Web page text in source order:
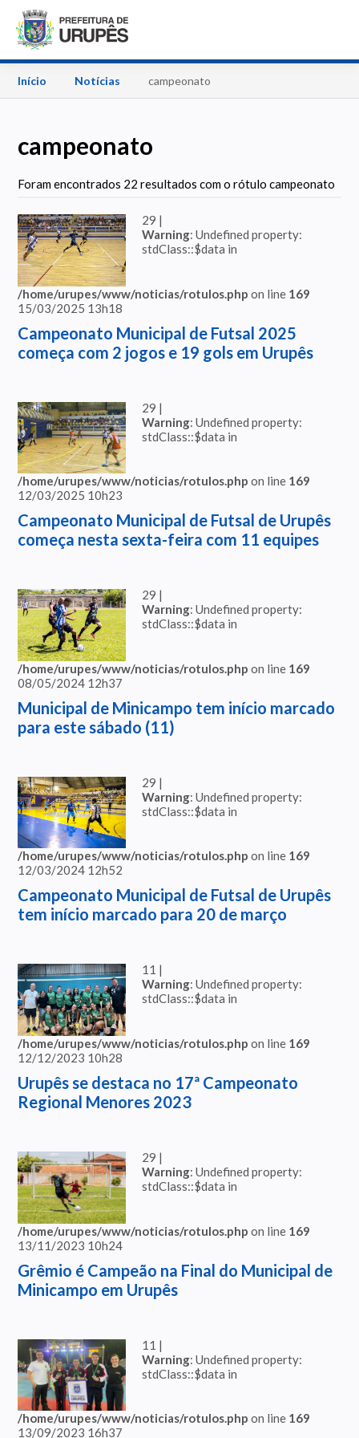
Início Notícias campeonato
campeonato
Foram encontrados 22 resultados com o rótulo campeonato
29 |
Warning: Undefined property:
stdClass::$data in
/home/urupes/www/noticias/rotulos.php on line 169
15/03/2025 13h18
Campeonato Municipal de Futsal 2025
começa com 2 jogos e 19 gols em Urupês
29 |
Warning: Undefined property:
stdClass::$data in
/home/urupes/www/noticias/rotulos.php on line 169
12/03/2025 10h23
Campeonato Municipal de Futsal de Urupês
começa nesta sexta-feira com 11 equipes
29 |
Warning: Undefined property:
stdClass::$data in
/home/urupes/www/noticias/rotulos.php on line 169
08/05/2024 12h37
Municipal de Minicampo tem início marcado
para este sábado (11)
29 |
Warning: Undefined property:
stdClass::$data in
/home/urupes/www/noticias/rotulos.php on line 169
12/03/2024 12h52
Campeonato Municipal de Futsal de Urupês
tem início marcado para 20 de março
11 |
Warning: Undefined property:
stdClass::$data in
/home/urupes/www/noticias/rotulos.php on line 169
12/12/2023 10h28
Urupês se destaca no 17ª Campeonato
Regional Menores 2023
29 |
Warning: Undefined property:
stdClass::$data in
/home/urupes/www/noticias/rotulos.php on line 169
13/11/2023 10h24
Grêmio é Campeão na Final do Municipal de
Minicampo em Urupês
11 |
Warning: Undefined property:
stdClass::$data in
/home/urupes/www/noticias/rotulos.php on line 169
13/09/2023 16h37